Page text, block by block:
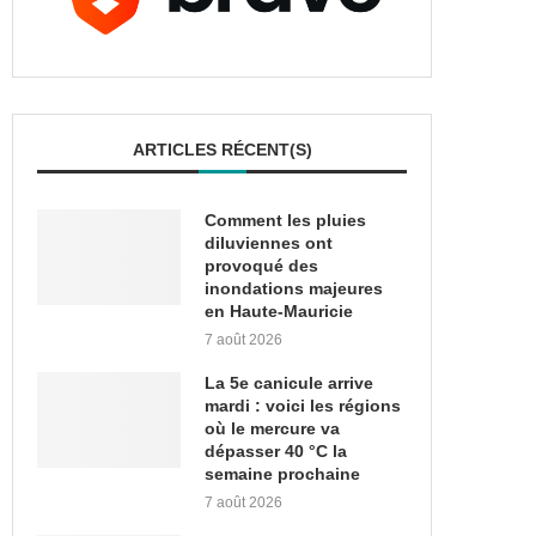
ARTICLES RÉCENT(S)
Comment les pluies
diluviennes ont
provoqué des
inondations majeures
en Haute-Mauricie
7 août 2026
La 5e canicule arrive
mardi : voici les régions
où le mercure va
dépasser 40 °C la
semaine prochaine
7 août 2026